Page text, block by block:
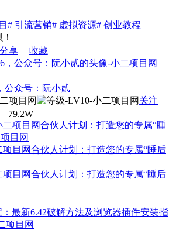
# 引流营销# 虚拟资源# 创业教程
分享 收藏
公众号：阮小贰
关注
79.2W+
目网合伙人计划：打造您的专属“睡后
目网合伙人计划：打造您的专属“睡后